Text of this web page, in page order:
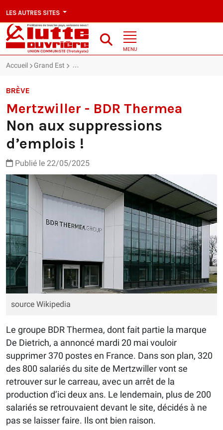
LES AUTRES SITES
MENU
Accueil Grand Est Mertzwiller - BDR Thermea : Non aux
BRÈVE
Mertzwiller - BDR Thermea
Non aux suppressions
d’emplois !
Publié le 22/05/2025
source Wikipedia
Le groupe BDR Thermea, dont fait partie la marque
De Dietrich, a annoncé mardi 20 mai vouloir
supprimer 370 postes en France. Dans son plan, 320
des 800 salariés du site de Mertzwiller vont se
retrouver sur le carreau, avec un arrêt de la
production d’ici deux ans. Le lendemain, plus de 200
salariés se retrouvaient devant le site, décidés à ne
pas se laisser faire. Ils ont bien raison.